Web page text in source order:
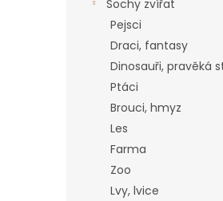
Sochy zvířat
Pejsci
Draci, fantasy
Dinosauři, pravěká
Ptáci
Brouci, hmyz
Les
Farma
Zoo
Lvy, lvice